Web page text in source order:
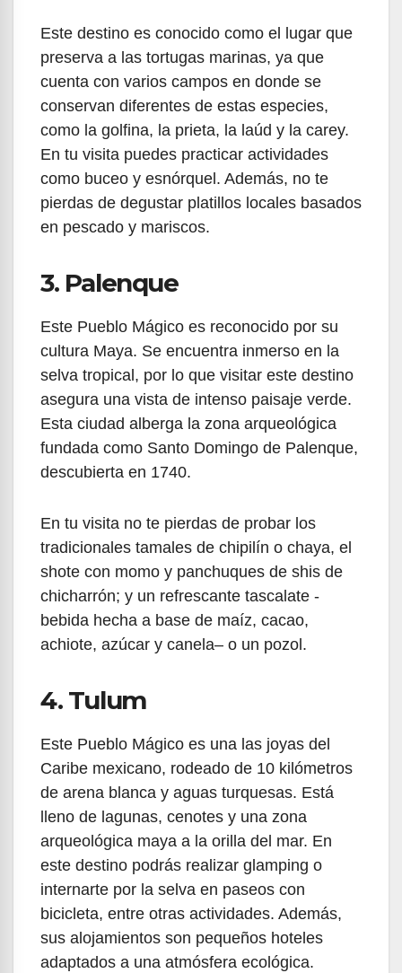
Este destino es conocido como el lugar que
preserva a las tortugas marinas, ya que
cuenta con varios campos en donde se
conservan diferentes de estas especies,
como la golfina, la prieta, la laúd y la carey.
En tu visita puedes practicar actividades
como buceo y esnórquel. Además, no te
pierdas de degustar platillos locales basados
en pescado y mariscos.
3. Palenque
Este Pueblo Mágico es reconocido por su
cultura Maya. Se encuentra inmerso en la
selva tropical, por lo que visitar este destino
asegura una vista de intenso paisaje verde.
Esta ciudad alberga la zona arqueológica
fundada como Santo Domingo de Palenque,
descubierta en 1740.
En tu visita no te pierdas de probar los
tradicionales tamales de chipilín o chaya, el
shote con momo y panchuques de shis de
chicharrón; y un refrescante tascalate -
bebida hecha a base de maíz, cacao,
achiote, azúcar y canela– o un pozol.
4. Tulum
Este Pueblo Mágico es una las joyas del
Caribe mexicano, rodeado de 10 kilómetros
de arena blanca y aguas turquesas. Está
lleno de lagunas, cenotes y una zona
arqueológica maya a la orilla del mar. En
este destino podrás realizar glamping o
internarte por la selva en paseos con
bicicleta, entre otras actividades. Además,
sus alojamientos son pequeños hoteles
adaptados a una atmósfera ecológica.